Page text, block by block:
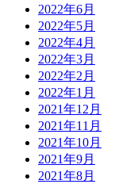
2022年6月
2022年5月
2022年4月
2022年3月
2022年2月
2022年1月
2021年12月
2021年11月
2021年10月
2021年9月
2021年8月